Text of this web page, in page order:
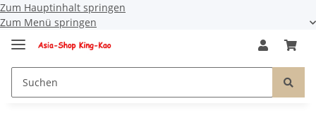
Zum Hauptinhalt springen
Zum Menü springen